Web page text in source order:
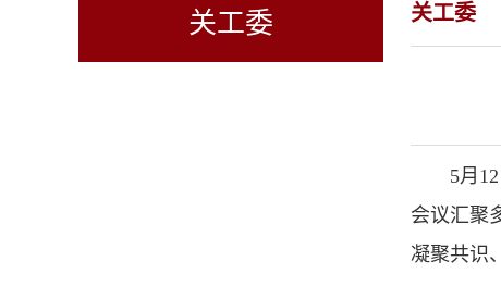
关工委 关工委
5月
会议汇聚
凝聚共识